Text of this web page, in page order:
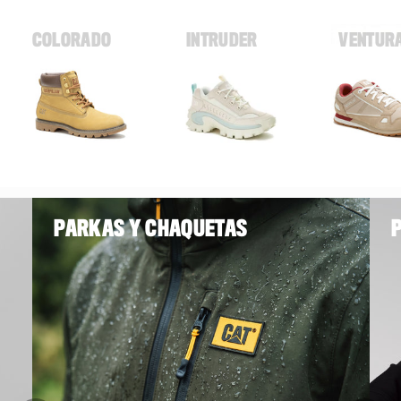
COLORADO INTRUDER
PARKAS Y CHAQUETAS